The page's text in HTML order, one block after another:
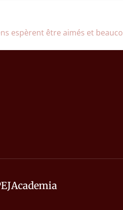
espèrent être aimés et
Academia